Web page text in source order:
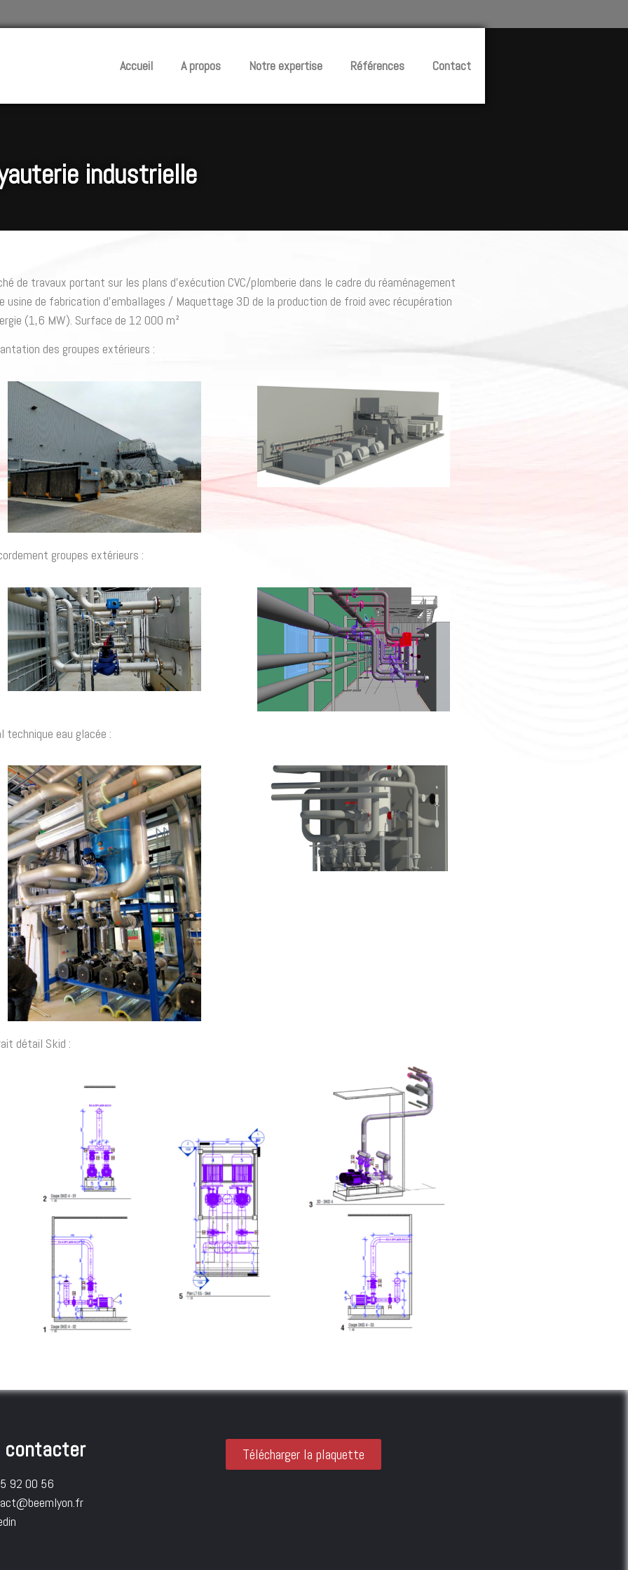
Accueil A propos Notre expertise Références Contact
industrielle
de travaux portant sur les plans d’exécution CVC/plomberie dans le cadre du réaménagement
usine de fabrication d’emballages / Maquettage 3D de la production de froid avec récupération
(1,6 MW). Surface de 12 000 m²
des groupes extérieurs :
groupes extérieurs :
technique eau glacée :
détail Skid :
contacter
92 00 56
Télécharger la plaquette